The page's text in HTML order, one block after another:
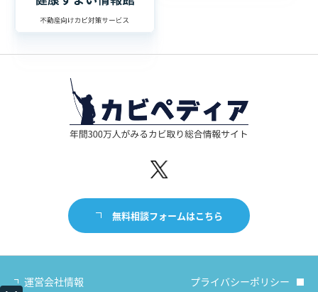
無料相談フォームはこちら
運営会社情報 プライバシーポリシー